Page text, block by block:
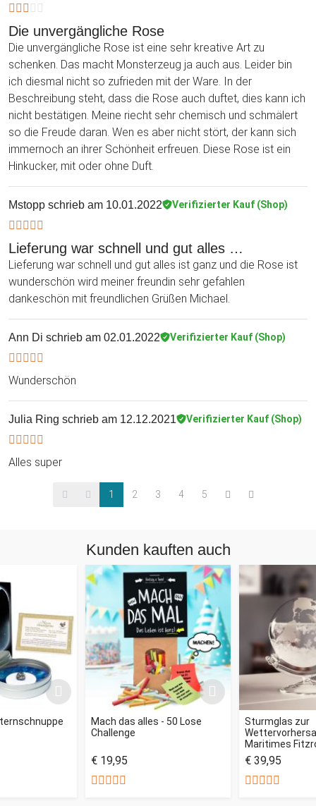
Die unvergängliche Rose
Die unvergängliche Rose ist eine sehr kreative Art zu
schenken. Das macht Monsterzeug ja auch aus. Leider bin
ich diesmal nicht so zufrieden mit der Ware. In der
Beschreibung steht, dass die Rose auch duftet, dies kann ich
nicht bestätigen. Meine riecht sehr chemisch und schmälert
so die Freude daran. Wen es aber nicht stört, der kann sich
immernoch an ihrer Schönheit erfreuen. Diese Rose ist ein
Hinkucker, mit oder ohne Duft.
Mstopp schrieb am 10.01.2022 Verifizierter Kauf (Shop)
Lieferung war schnell und gut alles …
Lieferung war schnell und gut alles ist ganz und die Rose ist
wunderschön wird meiner freundin sehr gefahlen
dankeschön mit freundlichen Grüßen Michael.
Ann Di schrieb am 02.01.2022 Verifizierter Kauf (Shop)
Wunderschön
Julia Ring schrieb am 12.12.2021 Verifizierter Kauf (Shop)
Alles super
1 2 3 4 5
Kunden kauften auch
Mach das alles - 50 Lose
Challenge
€ 19,95
Sturmglas zur
Maritimes
€ 39,95